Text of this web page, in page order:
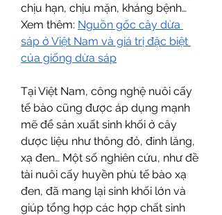
chịu hạn, chịu mặn, kháng bệnh…
Xem thêm: Nguồn gốc cây dừa
sáp ở Việt Nam và giá trị đặc biệt
của giống dừa sáp
Tại Việt Nam, công nghệ nuôi cấy
tế bào cũng được áp dụng mạnh
mẽ để sản xuất sinh khối ở cây
dược liệu như thông đỏ, đinh lăng,
xạ đen… Một số nghiên cứu, như đề
tài nuôi cấy huyền phù tế bào xạ
đen, đã mang lại sinh khối lớn và
giúp tổng hợp các hợp chất sinh